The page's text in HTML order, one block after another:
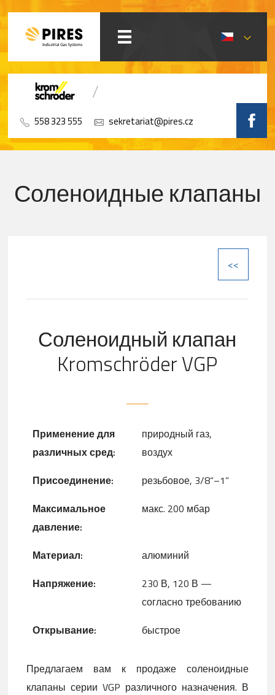
558 323 555 sekretariat@pires.cz
Соленоидные клапаны
<<
Соленоидный клапан
Kromschröder VGP
Применение для
различных сред:
природный газ,
воздух
Присоединение:
резьбовое, 3/8“–1“
Максимальное
давление:
макс. 200 мбар
Материал:
алюминий
Напряжение:
230 В, 120 В —
согласно требованию
Открывание: быстрое
Предлагаем вам к продаже соленоидные
клапаны серии VGP различного назначения. В